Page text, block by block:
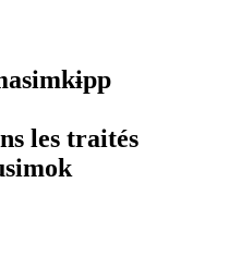
les traités